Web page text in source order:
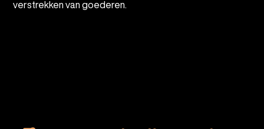
verstrekken van goederen.